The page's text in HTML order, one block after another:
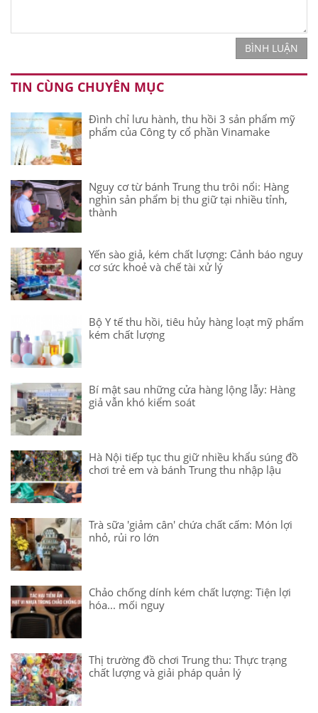
BÌNH LUẬN
TIN CÙNG CHUYÊN MỤC
Đình chỉ lưu hành, thu hồi 3 sản phẩm mỹ
phẩm của Công ty cổ phần Vinamake
Nguy cơ từ bánh Trung thu trôi nổi: Hàng
nghìn sản phẩm bị thu giữ tại nhiều tỉnh,
thành
Yến sào giả, kém chất lượng: Cảnh báo nguy
cơ sức khoẻ và chế tài xử lý
Bộ Y tế thu hồi, tiêu hủy hàng loạt mỹ phẩm
kém chất lượng
Bí mật sau những cửa hàng lộng lẫy: Hàng
giả vẫn khó kiểm soát
Hà Nội tiếp tục thu giữ nhiều khẩu súng đồ
chơi trẻ em và bánh Trung thu nhập lậu
Trà sữa 'giảm cân' chứa chất cấm: Món lợi
nhỏ, rủi ro lớn
Chảo chống dính kém chất lượng: Tiện lợi
hóa... mối nguy
Thị trường đồ chơi Trung thu: Thực trạng
chất lượng và giải pháp quản lý